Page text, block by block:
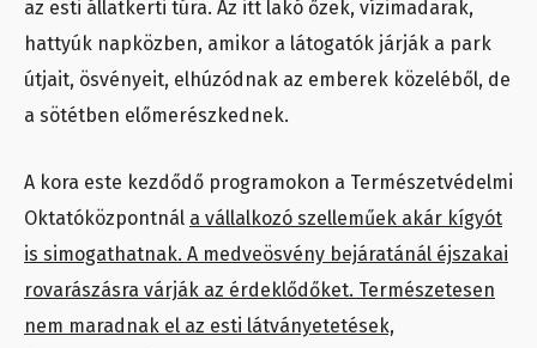
az esti állatkerti túra. Az itt lakó őzek, vízimadarak,
hattyúk napközben, amikor a látogatók járják a park
útjait, ösvényeit, elhúzódnak az emberek közeléből, de
a sötétben előmerészkednek.
A kora este kezdődő programokon a Természetvédelmi
Oktatóközpontnál a vállalkozó szelleműek akár kígyót
is simogathatnak. A medveösvény bejáratánál éjszakai
rovarászásra várják az érdeklődőket. Természetesen
nem maradnak el az esti látványetetések,